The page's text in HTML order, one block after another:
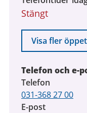
Stängt
Visa fler
Telefon och e-
Telefon
031-368 27 00
E-post